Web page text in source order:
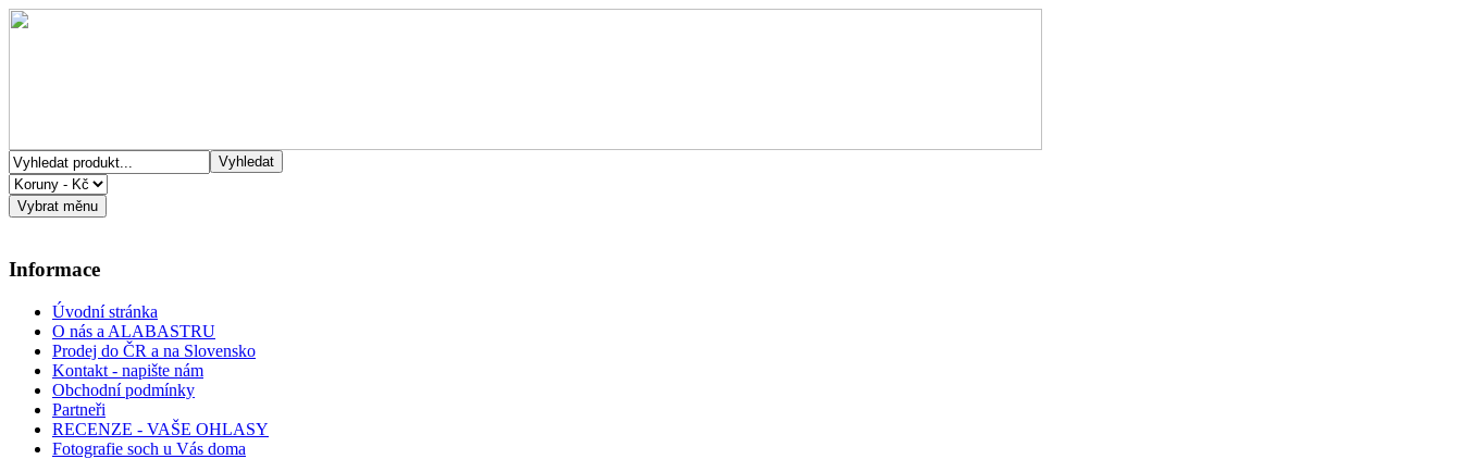
Informace
Úvodní stránka
O nás a ALABASTRU
Prodej do ČR a na Slovensko
Kontakt - napište nám
Obchodní podmínky
Partneři
RECENZE - VAŠE OHLASY
Fotografie soch u Vás doma